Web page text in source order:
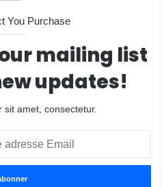
You Purchase
mailing list
updates!
sit amet, consectetur.